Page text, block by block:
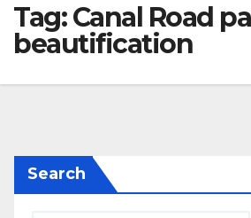
Tag:Canal Road
beautification
Search